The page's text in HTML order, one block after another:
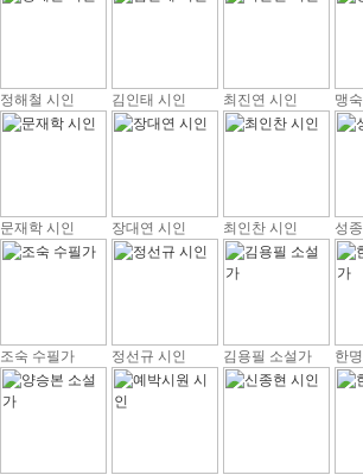
정해철 시인 김인태 시인 최진연 시인 맹
문재학 시인 장대연 시인 최인찬 시인 성
조숙 수필가 정선규 시인 김용필 소설가 한